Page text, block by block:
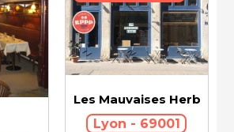
Les Mauvaises Herbes
Lyon - 69001